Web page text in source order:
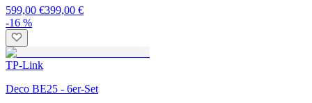
599,00 €399,00 €
-16 %
TP-Link
Deco BE25 - 6er-Set